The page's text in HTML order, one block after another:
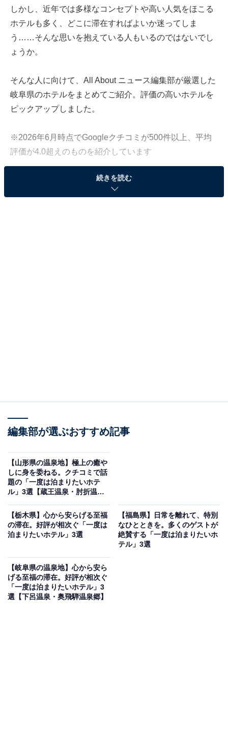
しかし、近年では多様なコンセプトや高い人気をほこる
ホテルも多く、どこに滞在すればよいか迷ってしま
う……そんな思いを抱えている人もいるのではないでし
ょうか。
そんな人に向けて、All About ニュース編集部が厳選した
岐阜県のホテルをまとめてご紹介。評価の高いホテルを
ピックアップしました。
※2026年6月時点でGoogleクチコミが500件以上、平均
評価が4.0超えのものを紹介しています
この記事の執筆者： All About ニュース お買
いもの部
「下呂温泉 悠久の華」は、飛騨川沿いに位置する全6室
のみの静かな宿です。全客室に源泉掛流し温泉が完備さ
ト和洋室など、趣の異なる3タイプのお部屋で名湯を堪
能できます。お食事は個室食事処にて、飛騨牛の朴葉み
そ焼きなどの飛騨の伝統料理を会席で楽しめます。
続きを読む
編集部が選ぶおすすめ記事
【山形県の温泉地】極上の癒や
しに身を委ねる。クチコミで話
題の「一度は泊まりたいホテ
ル」3選【蔵王温泉・肘折温
【栃木県】心から安らげる至福
の滞在。好評が相次ぐ「一度は
泊まりたいホテル」3選
【福島県】日常を離れて、特別
なひとときを。多くのゲストが
絶賛する「一度は泊まりたいホ
テル」3選
【岐阜県の温泉地】心から安ら
げる至福の滞在。好評が相次ぐ
「一度は泊まりたいホテル」3
選【下呂温泉・奥飛騨温泉郷】